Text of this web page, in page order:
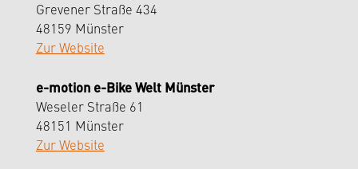
Grevener Straße 434
48159 Münster
Zur Website
e-motion e-Bike Welt Münster
Weseler Straße 61
48151 Münster
Zur Website